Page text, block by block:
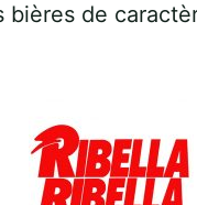
de